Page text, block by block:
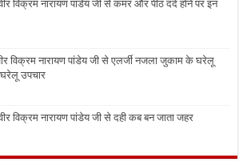
विक्रम नारायण पांडेय जी से कमर और पीठ दर्द होने पर इन
विक्रम नारायण पांडेय जी से एलर्जी नजला जुकाम के घरेलू
उपचार
विक्रम नारायण पांडेय जी से दही कब बन जाता जहर